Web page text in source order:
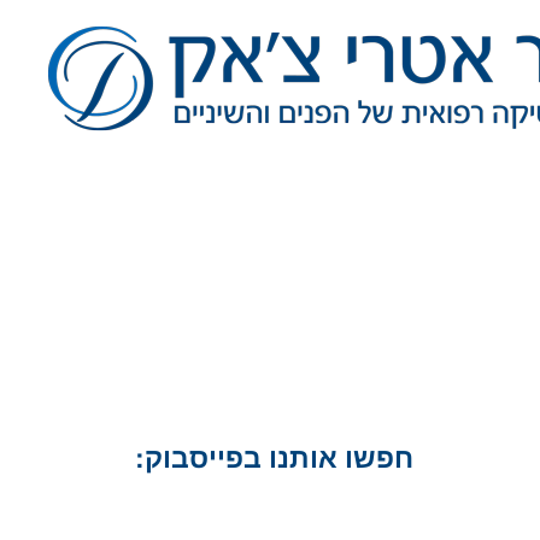
חפשו אותנו בפייסבוק: